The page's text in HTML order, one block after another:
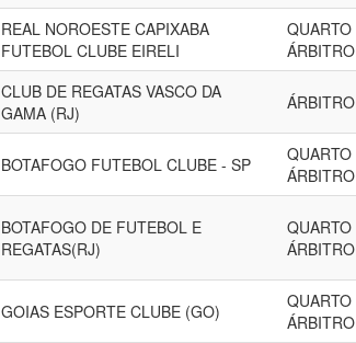
REAL NOROESTE CAPIXABA
FUTEBOL CLUBE EIRELI
QUARTO
ÁRBITRO
CLUB DE REGATAS VASCO DA
GAMA (RJ)
ÁRBITRO
BOTAFOGO FUTEBOL CLUBE - SP
QUARTO
ÁRBITRO
BOTAFOGO DE FUTEBOL E
REGATAS(RJ)
QUARTO
ÁRBITRO
GOIAS ESPORTE CLUBE (GO)
QUARTO
ÁRBITRO